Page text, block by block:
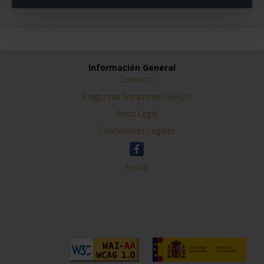
Información General
Contacto
Preguntas Frequentes (FAQs)
Aviso Legal
Condiciones Legales
Ayuda